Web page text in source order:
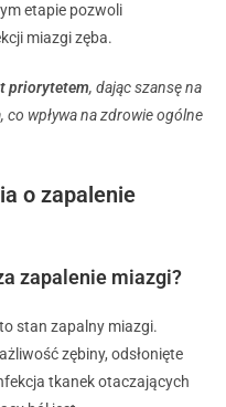
etapie pozwoli
miazgi zęba.
priorytetem, dając szansę na
co wpływa na zdrowie ogólne
o zapalenie
zapalenie miazgi?
stan zapalny miazgi.
zębiny, odsłonięte
tkanek otaczających